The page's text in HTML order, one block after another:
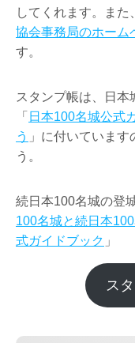
してくれます。ま
協会事務局のホーム
す。
スタンプ帳は、日本
「 日本100名城公式
う 」に付いていま
う。
続日本100名城の登
100名城と続日本
式ガイドブック 」
ス